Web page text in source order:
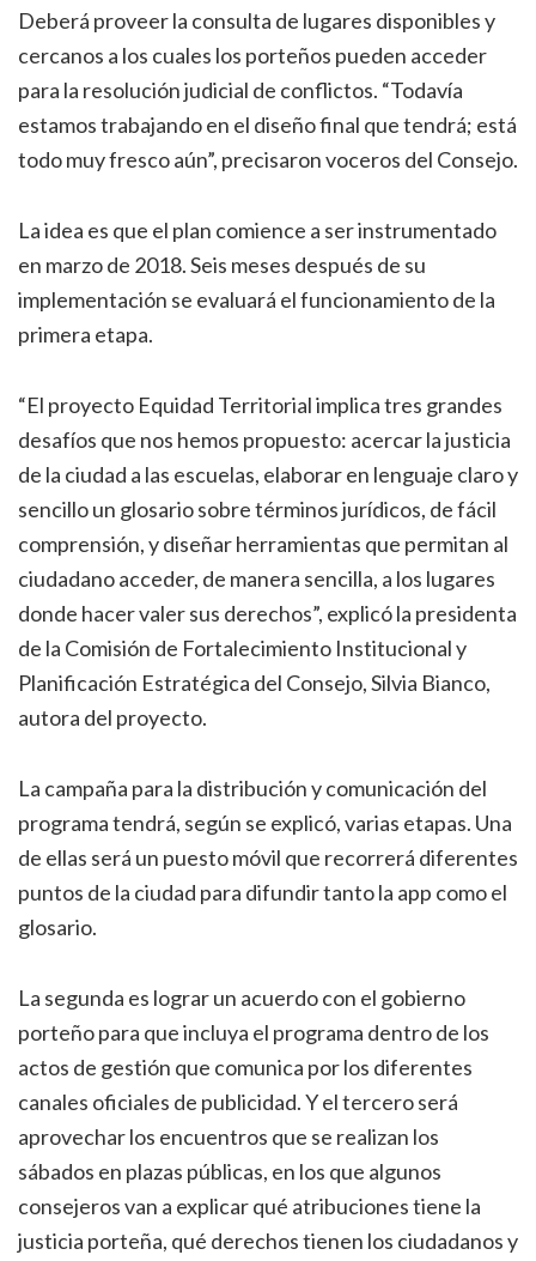
Deberá proveer la consulta de lugares disponibles y
cercanos a los cuales los porteños pueden acceder
para la resolución judicial de conflictos. “Todavía
estamos trabajando en el diseño final que tendrá; está
todo muy fresco aún”, precisaron voceros del Consejo.
La idea es que el plan comience a ser instrumentado
en marzo de 2018. Seis meses después de su
implementación se evaluará el funcionamiento de la
primera etapa.
“El proyecto Equidad Territorial implica tres grandes
desafíos que nos hemos propuesto: acercar la justicia
de la ciudad a las escuelas, elaborar en lenguaje claro y
sencillo un glosario sobre términos jurídicos, de fácil
comprensión, y diseñar herramientas que permitan al
ciudadano acceder, de manera sencilla, a los lugares
donde hacer valer sus derechos”, explicó la presidenta
de la Comisión de Fortalecimiento Institucional y
Planificación Estratégica del Consejo, Silvia Bianco,
autora del proyecto.
La campaña para la distribución y comunicación del
programa tendrá, según se explicó, varias etapas. Una
de ellas será un puesto móvil que recorrerá diferentes
puntos de la ciudad para difundir tanto la app como el
glosario.
La segunda es lograr un acuerdo con el gobierno
porteño para que incluya el programa dentro de los
actos de gestión que comunica por los diferentes
canales oficiales de publicidad. Y el tercero será
aprovechar los encuentros que se realizan los
sábados en plazas públicas, en los que algunos
consejeros van a explicar qué atribuciones tiene la
justicia porteña, qué derechos tienen los ciudadanos y